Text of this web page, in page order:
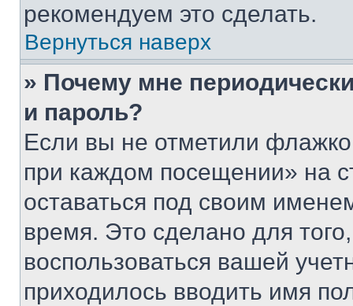
рекомендуем это сделать.
Вернуться наверх
» Почему мне
и пароль?
Если вы не отметили
при каждом посещении» на
оставаться под своим
время. Это сделано для
воспользоваться вашей
приходилось вводить имя